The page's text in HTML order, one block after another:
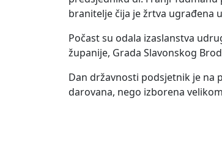
branitelje čija je žrtva ugrađena
Počast su odala izaslanstva
županije, Grada Slavonskog
Dan državnosti podsjetnik je na
darovana, nego izborena